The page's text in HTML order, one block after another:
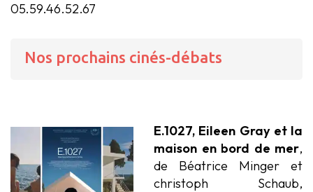
05.59.46.52.67
Nos prochains cinés-débats
E.1027, Eileen Gray et la
maison en bord de mer,
de Béatrice Minger et
christoph Schaub,